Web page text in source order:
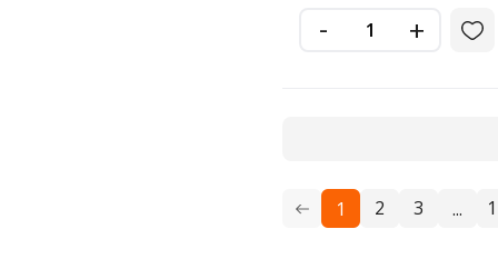
- +
1 2 3 ...